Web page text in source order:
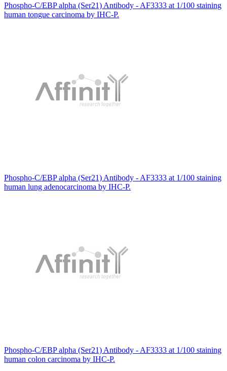
Phospho-C/EBP alpha (Ser21) Antibody - AF3333 at 1/100 staining
human tongue carcinoma by IHC-P.
Phospho-C/EBP alpha (Ser21) Antibody - AF3333 at 1/100 staining
human lung adenocarcinoma by IHC-P.
Phospho-C/EBP alpha (Ser21) Antibody - AF3333 at 1/100 staining
human colon carcinoma by IHC-P.